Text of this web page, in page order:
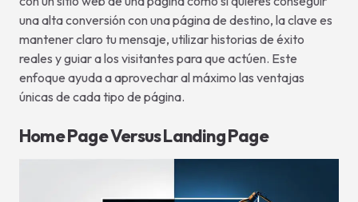
una alta conversión con una página de destino, la clave es
mantener claro tu mensaje, utilizar historias de éxito
reales y guiar a los visitantes para que actúen. Este
enfoque ayuda a aprovechar al máximo las ventajas
únicas de cada tipo de página.
Home Page Versus Landing Page